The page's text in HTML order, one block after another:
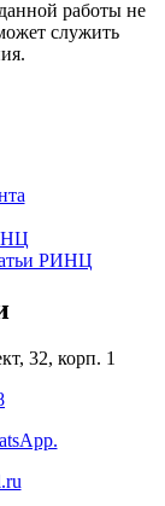
работы не
служить
РИНЦ
32, корп. 1